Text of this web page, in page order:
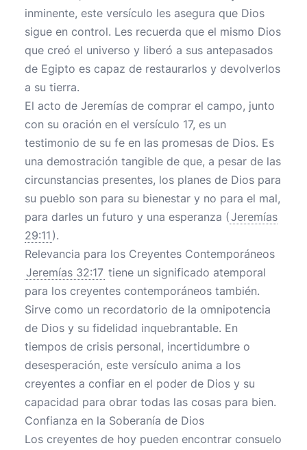
inminente, este versículo les asegura que Dios
sigue en control. Les recuerda que el mismo Dios
que creó el universo y liberó a sus antepasados
de Egipto es capaz de restaurarlos y devolverlos
a su tierra.
El acto de Jeremías de comprar el campo, junto
con su oración en el versículo 17, es un
testimonio de su fe en las promesas de Dios. Es
una demostración tangible de que, a pesar de las
circunstancias presentes, los planes de Dios para
su pueblo son para su bienestar y no para el mal,
para darles un futuro y una esperanza (Jeremías
29:11 ).
Relevancia para los Creyentes Contemporáneos
Jeremías 32:17 tiene un significado atemporal
para los creyentes contemporáneos también.
Sirve como un recordatorio de la omnipotencia
de Dios y su fidelidad inquebrantable. En
tiempos de crisis personal, incertidumbre o
desesperación, este versículo anima a los
creyentes a confiar en el poder de Dios y su
capacidad para obrar todas las cosas para bien.
Confianza en la Soberanía de Dios
Los creyentes de hoy pueden encontrar consuelo